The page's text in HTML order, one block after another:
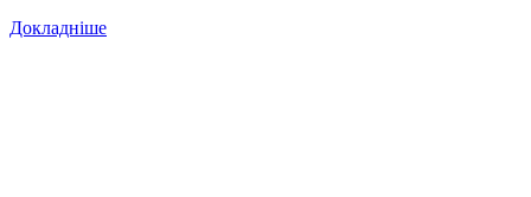
Докладніше